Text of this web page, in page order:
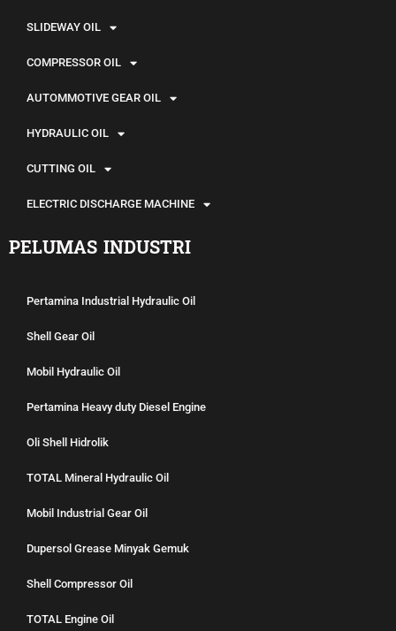
SLIDEWAY OIL
COMPRESSOR OIL
AUTOMMOTIVE GEAR OIL
HYDRAULIC OIL
CUTTING OIL
ELECTRIC DISCHARGE MACHINE
PELUMAS INDUSTRI
Pertamina Industrial Hydraulic Oil
Shell Gear Oil
Mobil Hydraulic Oil
Pertamina Heavy duty Diesel Engine
Oli Shell Hidrolik
TOTAL Mineral Hydraulic Oil
Mobil Industrial Gear Oil
Dupersol Grease Minyak Gemuk
Shell Compressor Oil
TOTAL Engine Oil